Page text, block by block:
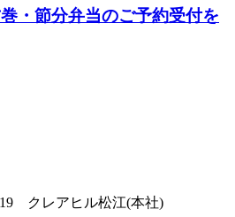
・節分弁当のご予約受付を
クレアヒル松江(本社)